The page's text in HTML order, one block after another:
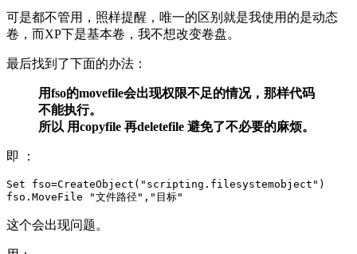
可是都不管用，照样提醒，唯一的区别就是我使用的是动态
卷，而XP下是基本卷，我不想改变卷盘。
最后找到了下面的办法：
用fso的movefile会出现权限不足的情况，那样代码
不能执行。
所以 用copyfile 再deletefile 避免了不必要的麻烦。
即 ：
Set fso=CreateObject("scripting.filesystemobject")
这个会出现问题。